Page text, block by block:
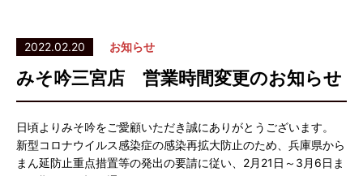
2022.02.20 お知らせ
みそ吟三宮店 営業時間変更のお知らせ
日頃よりみそ吟をご愛顧いただき誠にありがとうございます。
新型コロナウイルス感染症の感染再拡大防止のため、兵庫県から
まん延防止重点措置等の発出の要請に従い、2月21日～3月6日ま